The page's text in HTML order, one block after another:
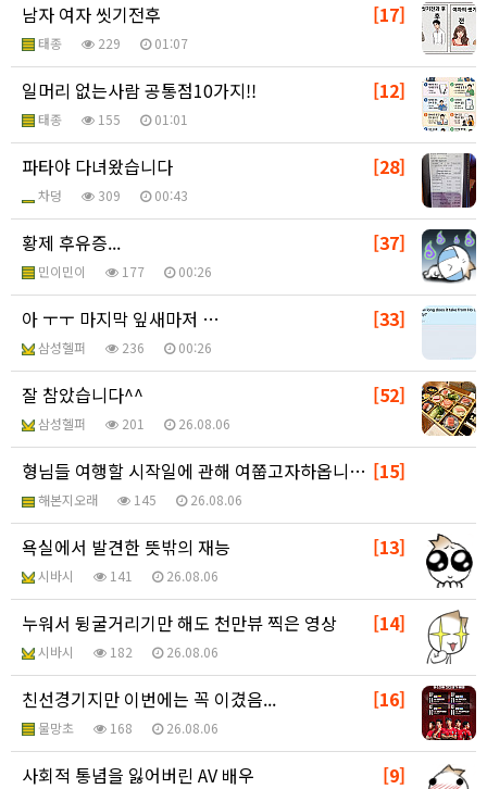
[17]
남자 여자 씻기전후
태종 229 01:07
[12]
일머리 없는사람 공통점10가지!!
태종 155 01:01
[28]
파타야 다녀왔습니다
차덩 309 00:43
[37]
황제 후유증...
민이민이 177 00:26
[33]
아 ㅜㅜ 마지막 잎새마저 …
삼성헬퍼 236 00:26
[52]
잘 참았습니다^^
삼성헬퍼 201 26.08.06
[15]
형님들 여행할 시작일에 관해 여쭙고자하옵니다?
해본지오래 145 26.08.06
[13]
욕실에서 발견한 뜻밖의 재능
시바시 141 26.08.06
[14]
누워서 뒹굴거리기만 해도 천만뷰 찍은 영상
시바시 182 26.08.06
[16]
친선경기지만 이번에는 꼭 이겼음...
물망초 168 26.08.06
[9]
사회적 통념을 잃어버린 AV 배우